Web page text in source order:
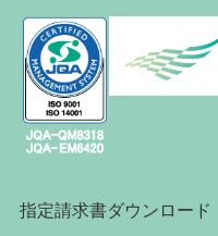
指定請求書ダウンロード